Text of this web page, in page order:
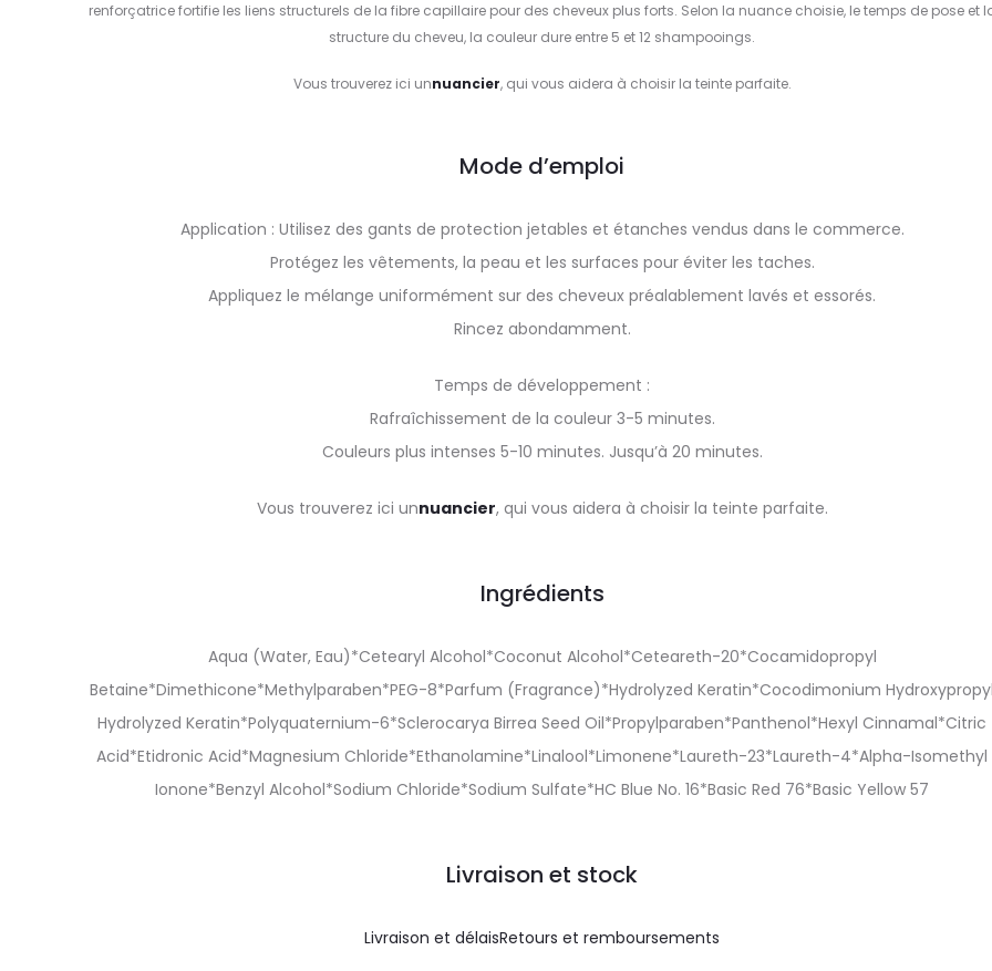
renforçatrice fortifie les liens structurels de la fibre capillaire pour des cheveux plus forts. Selon la nuance choisie, le temps de pose et
structure du cheveu, la couleur dure entre 5 et 12 shampooings.
Vous trouverez ici unnuancier, qui vous aidera à choisir la teinte parfaite.
Mode d’emploi
Application : Utilisez des gants de protection jetables et étanches vendus dans le commerce.
Protégez les vêtements, la peau et les surfaces pour éviter les taches.
Appliquez le mélange uniformément sur des cheveux préalablement lavés et essorés.
Rincez abondamment.
Temps de développement :
Rafraîchissement de la couleur 3-5 minutes.
Couleurs plus intenses 5-10 minutes. Jusqu’à 20 minutes.
Vous trouverez ici unnuancier, qui vous aidera à choisir la teinte parfaite.
Ingrédients
Aqua (Water, Eau)*Cetearyl Alcohol*Coconut Alcohol*Ceteareth-20*Cocamidopropyl
Betaine*Dimethicone*Methylparaben*PEG-8*Parfum (Fragrance)*Hydrolyzed Keratin*Cocodimonium
Hydrolyzed Keratin*Polyquaternium-6*Sclerocarya Birrea Seed Oil*Propylparaben*Panthenol*Hexyl Cinnamal*Citric
Acid*Etidronic Acid*Magnesium Chloride*Ethanolamine*Linalool*Limonene*Laureth-23*Laureth-4*Alpha-Isomethyl
Ionone*Benzyl Alcohol*Sodium Chloride*Sodium Sulfate*HC Blue No. 16*Basic Red 76*Basic Yellow 57
Livraison et stock
Livraison et délaisRetours et remboursements